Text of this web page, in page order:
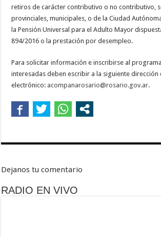
retiros de carácter contributivo o no contributivo,
provinciales, municipales, o de la Ciudad
la Pensión Universal para el Adulto Mayor
894/2016 o la prestación por desempleo.
Para solicitar información e inscribirse al
interesadas deben escribir a la siguiente dirección
electrónico: acompanarosario@rosario.gov.ar.
Dejanos tu comentario
RADIO EN VIVO